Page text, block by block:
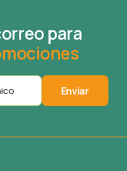
para
Enviar